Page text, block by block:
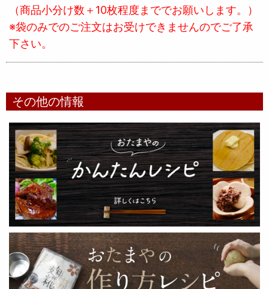
（商品小分け数＋10枚程度まででお願いします。）
※袋のみでのご注文はお受けできませんのでご了承
下さい。
その他の情報